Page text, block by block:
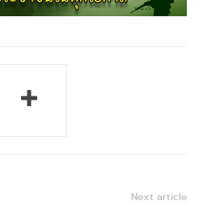
Next article